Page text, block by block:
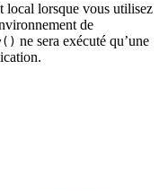
local lorsque vous utilisez
de
ne sera exécuté qu’une